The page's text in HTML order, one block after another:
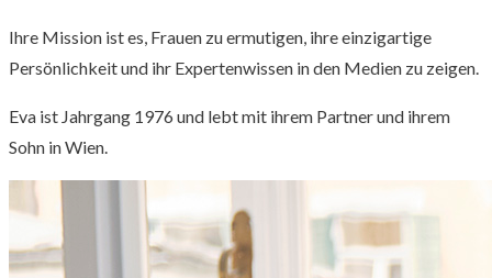
Ihre Mission ist es, Frauen zu ermutigen, ihre einzigartige
Persönlichkeit und ihr Expertenwissen in den Medien zu zeigen.
Eva ist Jahrgang 1976 und lebt mit ihrem Partner und ihrem
Sohn in Wien.